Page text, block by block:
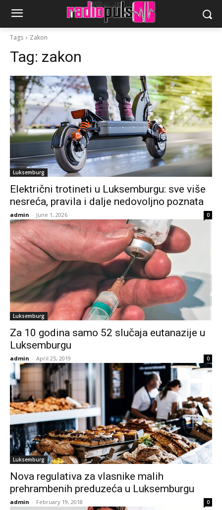
Tags Zakon
Tag: zakon
Luksemburg
Električni trotineti u Luksemburgu: sve više
nesreća, pravila i dalje nedovoljno poznata
admin - June 1, 2026 0
Luksemburg
Za 10 godina samo 52 slučaja eutanazije u
Luksemburgu
admin - April 25, 2019 0
Luksemburg
Nova regulativa za vlasnike malih
prehrambenih preduzeća u Luksemburgu
admin - February 19, 2018 0